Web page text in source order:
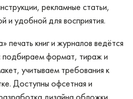
рекламные статьи,
и удобной для восприятия.
печать книг и журналов ведётся
подбираем формат, тираж и
учитываем требования к
Доступны офсетная и